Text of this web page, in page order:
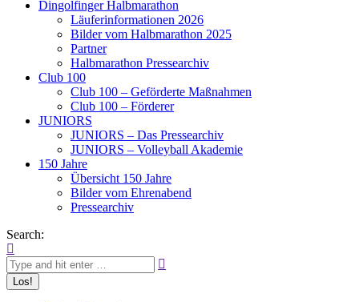
Dingolfinger Halbmarathon
Läuferinformationen 2026
Bilder vom Halbmarathon 2025
Partner
Halbmarathon Pressearchiv
Club 100
Club 100 – Geförderte Maßnahmen
Club 100 – Förderer
JUNIORS
JUNIORS – Das Pressearchiv
JUNIORS – Volleyball Akademie
150 Jahre
Übersicht 150 Jahre
Bilder vom Ehrenabend
Pressearchiv
Search: